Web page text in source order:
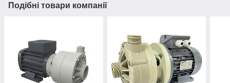
Подібні товари компанії